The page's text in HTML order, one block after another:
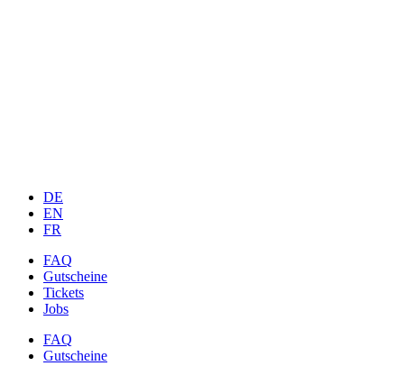
DE
EN
FR
FAQ
Gutscheine
Tickets
Jobs
FAQ
Gutscheine